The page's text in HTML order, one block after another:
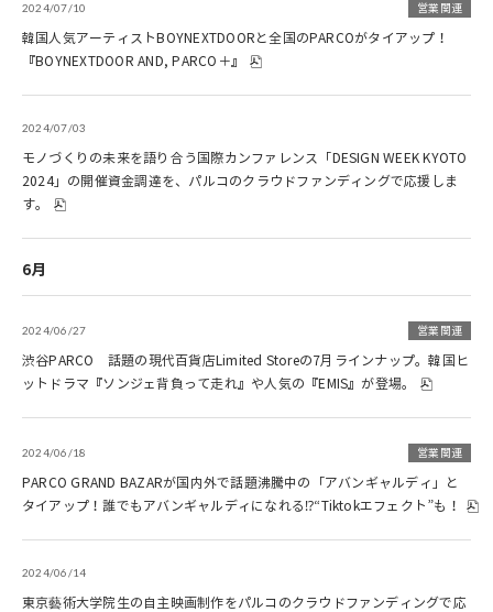
2024/07/10 営業関連
韓国人気アーティストBOYNEXTDOORと全国のPARCOがタイアップ！
『BOYNEXTDOOR AND, PARCO＋』
2024/07/03
モノづくりの未来を語り合う国際カンファレンス「DESIGN WEEK KYOTO
2024」の開催資金調達を、パルコのクラウドファンディングで応援しま
す。
6月
2024/06/27 営業関連
渋谷PARCO 話題の現代百貨店Limited Storeの7月ラインナップ。韓国ヒ
ットドラマ『ソンジェ背負って走れ』や人気の『EMIS』が登場。
2024/06/18 営業関連
PARCO GRAND BAZARが国内外で話題沸騰中の「アバンギャルディ」と
タイアップ！誰でもアバンギャルディになれる⁉“Tiktokエフェクト”も！
2024/06/14
東京藝術大学院生の自主映画制作をパルコのクラウドファンディングで応